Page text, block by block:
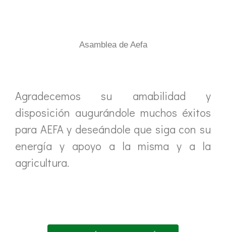
Asamblea de Aefa
Agradecemos su amabilidad y
disposición augurándole muchos éxitos
para AEFA y deseándole que siga con su
energía y apoyo a la misma y a la
agricultura.